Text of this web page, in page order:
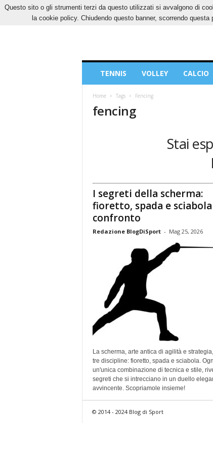
VENERDÌ, 7 AGOSTO 2026 CONTATTI
Sport
TENNIS VOLLEY CALCIO
Home Tags Fencing
fencing
Stai
I segreti della scherma:
fioretto, spada e
confronto
Redazione BlogDiSport - Mag 25, 2026
La scherma, arte antica di agilità e
tre discipline: fioretto, spada e sciabola.
un'unica combinazione di tecnica e stile,
segreti che si intrecciano in un duello
avvincente. Scopriamole insieme!
© 2014 - 2024 Blog di Sport
Questo sito o gli strumenti terzi da questo utilizzati si avvalgono di
la cookie policy. Chiudendo questo banner, scorrendo